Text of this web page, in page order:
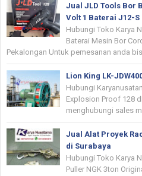
Jual JLD Tools Bor
Volt 1 Baterai J12-
Hubungi Toko Karya
Baterai Mesin Bor
Pekalongan Untuk pemesanan anda
Lion King LK-
Hubungi
Explosion Proof 128
menghubungi sales
Jual Alat Proyek
di Surabaya
Hubungi Toko Karya
Puller NGK 3ton